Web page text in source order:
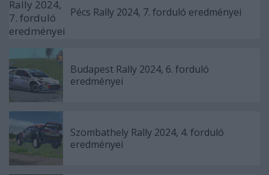
Pécs Rally 2024, 7. forduló eredményei
Budapest Rally 2024, 6. forduló
eredményei
Szombathely Rally 2024, 4. forduló
eredményei